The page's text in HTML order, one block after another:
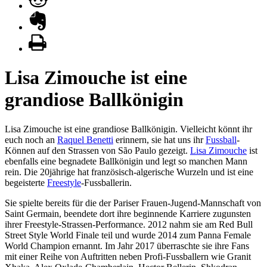
Lisa Zimouche ist eine
grandiose Ballkönigin
Lisa Zimouche ist eine grandiose Ballkönigin. Vielleicht könnt ihr
euch noch an Raquel Benetti erinnern, sie hat uns ihrFussball-
Können auf den Strassen von São Paulo gezeigt. Lisa Zimouche ist
ebenfalls eine begnadete Ballkönigin und legt so manchen Mann
rein. Die 20jährige hat französisch-algerische Wurzeln und ist eine
begeisterte Freestyle-Fussballerin.
Sie spielte bereits für die der Pariser Frauen-Jugend-Mannschaft von
Saint Germain, beendete dort ihre beginnende Karriere zugunsten
ihrer Freestyle-Strassen-Performance. 2012 nahm sie am Red Bull
Street Style World Finale teil und wurde 2014 zum Panna Female
World Champion ernannt. Im Jahr 2017 überraschte sie ihre Fans
mit einer Reihe von Auftritten neben Profi-Fussballern wie Granit